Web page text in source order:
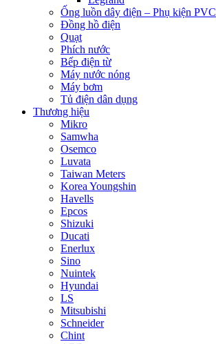
Ống luồn dây điện – Phụ kiện PVC
Đồng hồ điện
Quạt
Phích nước
Bếp điện từ
Máy nước nóng
Máy bơm
Tủ điện dân dụng
Thương hiệu
Mikro
Samwha
Osemco
Luvata
Taiwan Meters
Korea Youngshin
Havells
Epcos
Shizuki
Ducati
Enerlux
Sino
Nuintek
Hyundai
LS
Mitsubishi
Schneider
Chint